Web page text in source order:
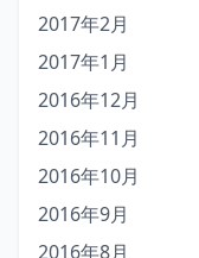
2017年2月
2017年1月
2016年12月
2016年11月
2016年10月
2016年9月
2016年8月